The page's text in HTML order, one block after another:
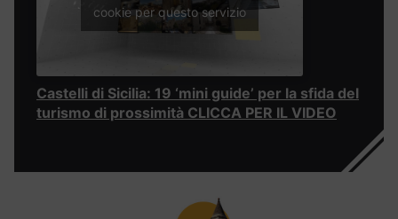
cookie per questo servizio
Castelli di Sicilia: 19 ‘mini guide’ per la sfida del
turismo di prossimità CLICCA PER IL VIDEO